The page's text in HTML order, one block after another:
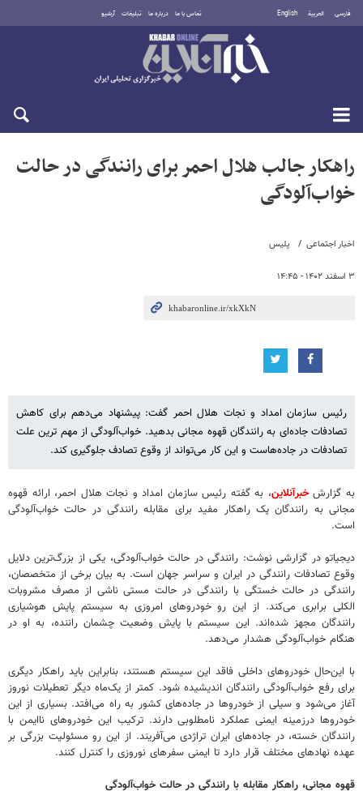
فارسی العربية English تماس با ما درباره ما تبلیغات آرشیو
جمعه ۱۶ مرداد ۱۴۰۵
اخبار اجتماعی پلیس
۳ اسفند ۱۴۰۲ - ۱۴:۴۵
راهکار جالب هلال احمر برای رانندگی در حالت
خواب‌آلودگی
رئیس سازمان امداد و نجات هلال احمر گفت: پیشنهاد می‌دهم برای کاهش
تصادفات جاده‌ای به رانندگان قهوه مجانی بدهید. خواب‌آلودگی از مهم ترین علت
تصادفات در جاده‌هاست و این کار می‌تواند از وقوع تصادف جلوگیری کند.
به گزارشخبرآنلاین، به گفته رئیس سازمان امداد و نجات هلال احمر، ارائه قهوه
مجانی به رانندگان یک راهکار مفید برای مقابله رانندگی در حالت خواب‌آلودگی
است.
دیجیاتو در گزارشی نوشت: رانندگی در حالت خواب‌آلودگی، یکی از بزرگ‌ترین دلایل
وقوع تصادفات رانندگی در ایران و سراسر جهان است. به بیان برخی از متخصصان،
رانندگی در حالت خستگی با رانندگی در حالت مستی ناشی از مصرف مشروبات
الکلی برابری می‌کند. از این رو خودروهای امروزی به سیستم پایش هوشیاری
رانندگان مجهز شده‌اند. این سیستم با پایش وضعیت چشمان راننده، به او در
هنگام خواب‌آلودگی هشدار می‌دهد.
با این‌حال خودروهای داخلی فاقد این سیستم هستند،‌ بنابراین باید راهکار دیگری
برای رفع خواب‌آلودگی رانندگان اندیشیده شود. کمتر از یک‌ماه دیگر تعطیلات نوروز
آغاز می‌شود و سیلی از خودروها در جاده‌های کشور به راه می‌افتد. بسیاری از این
خودروها درزمینه ایمنی عملکرد نامطلوبی دارند. ترکیب این خودروهای ناایمن با
رانندگان خسته، در جاده‌های ایران تراژدی می‌آفریند. از این رو مسئولیت بزرگی بر
عهده نهادهای مختلف قرار دارد تا ایمنی سفرهای نوروزی را کنترل کنند.
قهوه مجانی،‌ راهکار مقابله با رانندگی در حالت خواب‌آلودگی